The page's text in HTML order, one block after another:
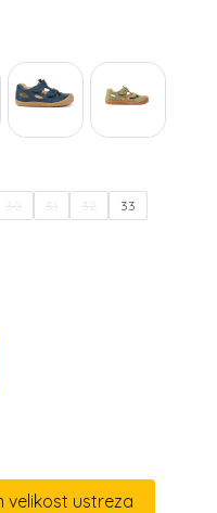
33
velikost ustreza